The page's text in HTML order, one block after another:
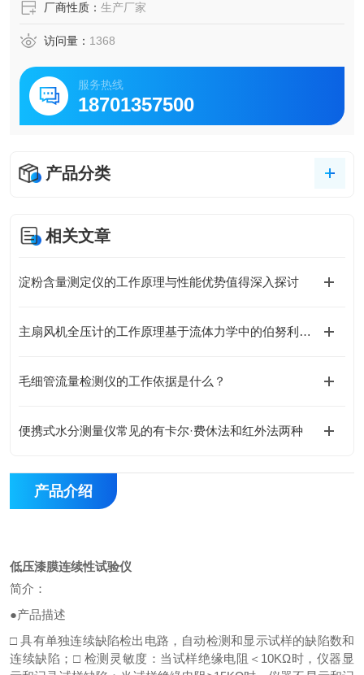
厂商性质： 生产厂家
访问量： 1368
服务热线
18701357500
产品分类
相关文章
淀粉含量测定仪的工作原理与性能优势值得深入探讨
主扇风机全压计的工作原理基于流体力学中的伯努利方程
毛细管流量检测仪的工作依据是什么？
便携式水分测量仪常见的有卡尔·费休法和红外法两种
产品介绍
低压漆膜连续性试验仪
简介：
●产品描述
□具有单独连续缺陷检出电路，自动检测和显示试样的缺陷数和
连续缺陷； □ 检测灵敏度：当试样绝缘电阻＜ 10KΩ时，仪器显